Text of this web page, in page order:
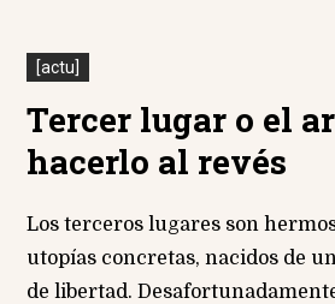
[actu]
Tercer lugar o el
hacerlo al revés
Los terceros lugares son
utopías concretas, nacidos de
de libertad.